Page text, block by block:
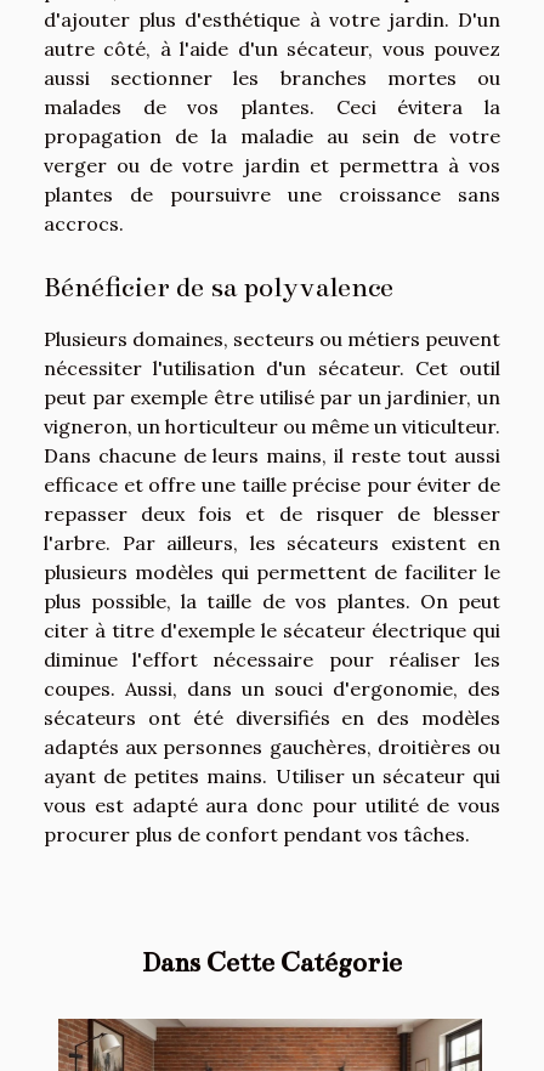
d'ajouter plus d'esthétique à votre jardin. D'un
autre côté, à l'aide d'un sécateur, vous pouvez
aussi sectionner les branches mortes ou
malades de vos plantes. Ceci évitera la
propagation de la maladie au sein de votre
verger ou de votre jardin et permettra à vos
plantes de poursuivre une croissance sans
accrocs.
Bénéficier de sa polyvalence
Plusieurs domaines, secteurs ou métiers peuvent
nécessiter l'utilisation d'un sécateur. Cet outil
peut par exemple être utilisé par un jardinier, un
vigneron, un horticulteur ou même un viticulteur.
Dans chacune de leurs mains, il reste tout aussi
efficace et offre une taille précise pour éviter de
repasser deux fois et de risquer de blesser
l'arbre. Par ailleurs, les sécateurs existent en
plusieurs modèles qui permettent de faciliter le
plus possible, la taille de vos plantes. On peut
citer à titre d'exemple le sécateur électrique qui
diminue l'effort nécessaire pour réaliser les
coupes. Aussi, dans un souci d'ergonomie, des
sécateurs ont été diversifiés en des modèles
adaptés aux personnes gauchères, droitières ou
ayant de petites mains. Utiliser un sécateur qui
vous est adapté aura donc pour utilité de vous
procurer plus de confort pendant vos tâches.
Dans Cette Catégorie